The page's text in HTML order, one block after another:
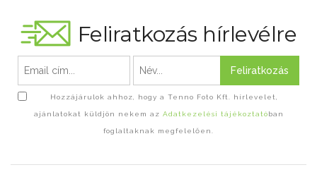
Feliratkozás hírlevélre
Feliratkozás
Hozzájárulok ahhoz, hogy a Tenno Foto Kft. hírlevelet,
ajánlatokat küldjön nekem az Adatkezelési tájékoztatóban
foglaltaknak megfelelően.